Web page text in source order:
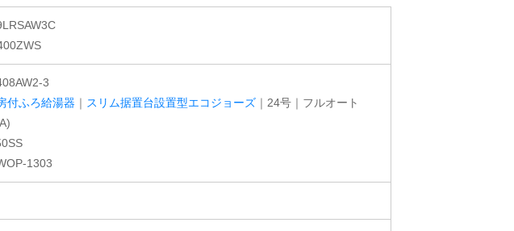
3
付ふろ給湯器 ｜ スリム据置台設置型エコジョーズ ｜24号｜フルオート
1303